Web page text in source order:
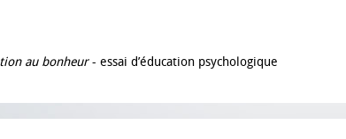
au bonheur- essai d’éducation psychologique